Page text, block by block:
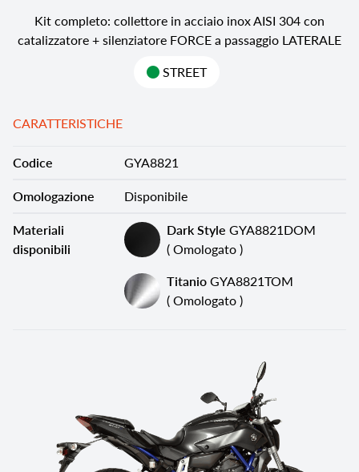
Kit completo: collettore in acciaio inox AISI 304 con
catalizzatore + silenziatore FORCE a passaggio LATERALE
STREET
CARATTERISTICHE
Codice
GYA8821
Omologazione
Disponibile
Materiali
disponibili
Dark Style GYA8821DOM
( Omologato )
TitanioGYA8821TOM
( Omologato )